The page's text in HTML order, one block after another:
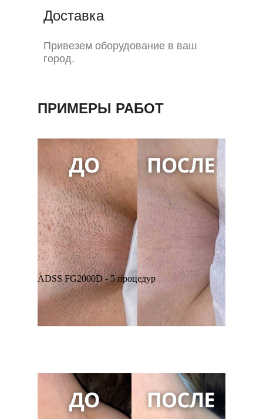
Привезем оборудование в ваш
город.
Доставка
ПРИМЕРЫ РАБОТ
ADSS FG2000D - 5 процедур